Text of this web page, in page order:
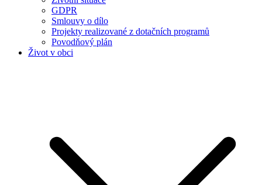
GDPR
Smlouvy o dílo
Projekty realizované z dotačních programů
Povodňový plán
Život v obci